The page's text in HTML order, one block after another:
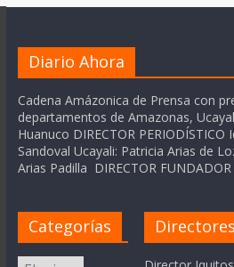
Diario Ahora
Cadena Amázonica de Prensa con
departamentos de Amazonas,
Huanuco DIRECTOR PERIODÍSTICO
Sandoval Ucayali: Patricia Arias de
Arias Padilla DIRECTOR
Categorías Directores